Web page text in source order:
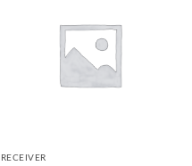
RECEIVER